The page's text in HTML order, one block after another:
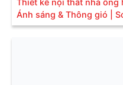
Thiết kế nội thất nhà ống
Ánh sáng & Thông gió |